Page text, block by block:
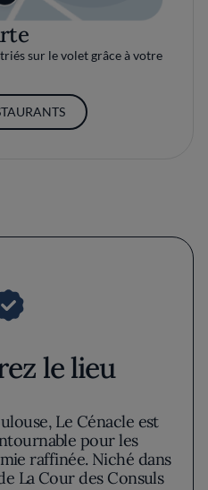
sur le volet grâce à votre
le lieu
Le Cénacle est
pour les
raffinée. Niché dans
La Cour des Consuls